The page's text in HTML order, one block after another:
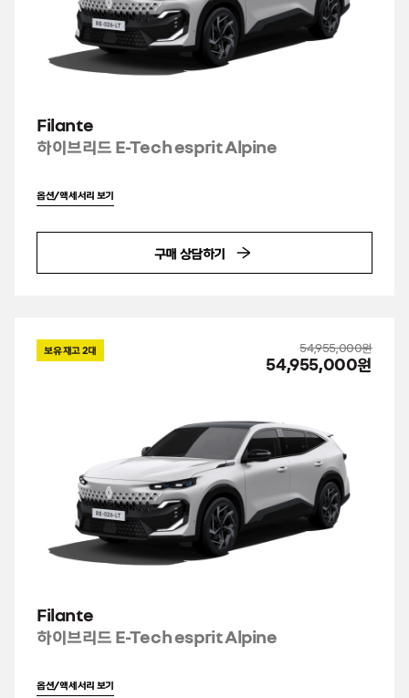
Filante
하이브리드 E-Tech esprit Alpine
옵션/액세서리 보기
구매 상담하기
보유 재고2대 54,955,000원
54,955,000원
Filante
하이브리드 E-Tech esprit Alpine
옵션/액세서리 보기